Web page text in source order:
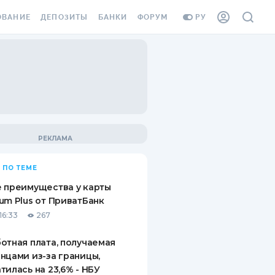
РУ
ВИНЬЕТКА
СОТРУДНИКОВ
ОТ
СЛУЧАЕВ
ДЕПОЗИТЫ
ВОПРОСЫ И ОТВЕТЫ
ПУТЕВОДИТЕЛИ ПО
БАНКИ ФОРУМ
ПО ТЕМЕ
преимущества у карты
Plus от ПриватБанк
267
плата, получаемая
из-за границы,
на 23,6% - НБУ